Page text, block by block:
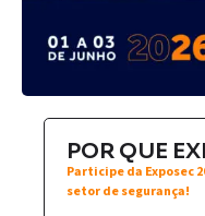
POR QUE
Participe da Exposec
setor de segurança!